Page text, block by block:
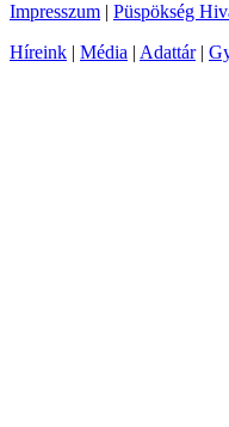
Impresszum | Püspökség
Híreink | Média | Adattár|